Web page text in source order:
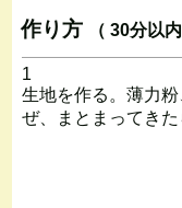
作り方 （ 30分以内
1
生地を作る。薄力
ぜ、まとまってきた